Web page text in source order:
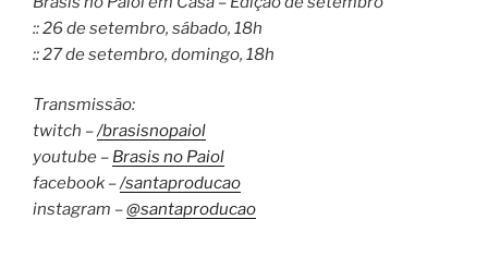
:: 26 de setembro, sábado, 18h
:: 27 de setembro, domingo, 18h
Transmissão:
twitch –/brasisnopaiol
youtube – Brasis no Paiol
facebook –/santaproducao
instagram –@santaproducao